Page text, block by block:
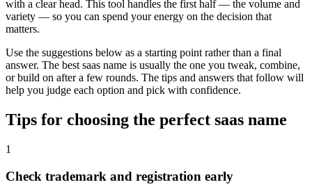
with a clear head. This tool handles the first half — the volume and
variety — so you can spend your energy on the decision that
matters.
Use the suggestions below as a starting point rather than a final
answer. The best saas name is usually the one you tweak, combine,
or build on after a few rounds. The tips and answers that follow will
help you judge each option and pick with confidence.
Tips for choosing the perfect saas name
1
Check trademark and registration early